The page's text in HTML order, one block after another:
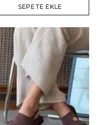
SEPETE EKLE